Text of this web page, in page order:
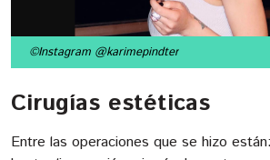
©Instagram @karimepindter
Cirugías estéticas
Entre las operaciones que se hizo